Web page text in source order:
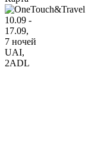
10.09 -
17.09,
7 ночей
UAI,
2ADL